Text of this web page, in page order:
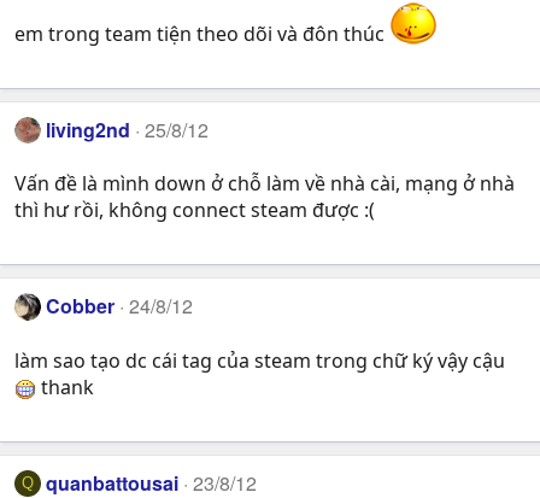
em trong team tiện theo dõi và đôn thúc
living2nd 25/8/12
Vấn đề là mình down ở chỗ làm về nhà cài, mạng ở nhà
thì hư rồi, không connect steam được :(
Cobber 24/8/12
làm sao tạo dc cái tag của steam trong chữ ký vậy cậu
thank
Q quanbattousai 23/8/12